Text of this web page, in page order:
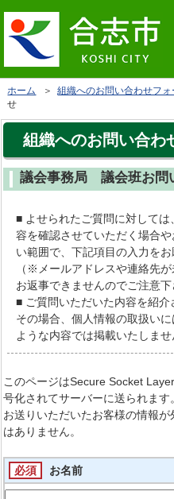
ホーム ＞組織へのお問い合わせフォ
せ
組織へのお問い合わ
議会事務局 議会班お問
■ よせられたご質問に対して
容を確認させていただく場合
い範囲で、下記項目の入力をお
（※メールアドレスや連絡先
お返事できませんのでご注意下
■ ご質問いただいた内容を紹介
その場合、個人情報の取扱い
ような内容では掲載いたしませ
このページはSecure Socket
号化されてサーバーに送られます
お送りいただいたお客様の情報が
はありません。
必須 お名前